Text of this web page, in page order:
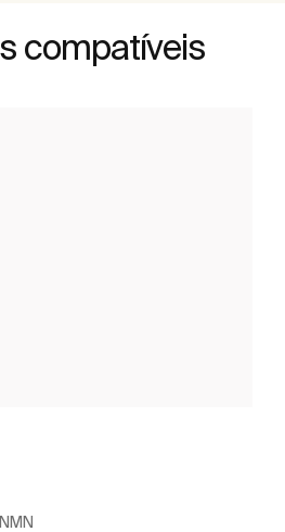
compatíveis